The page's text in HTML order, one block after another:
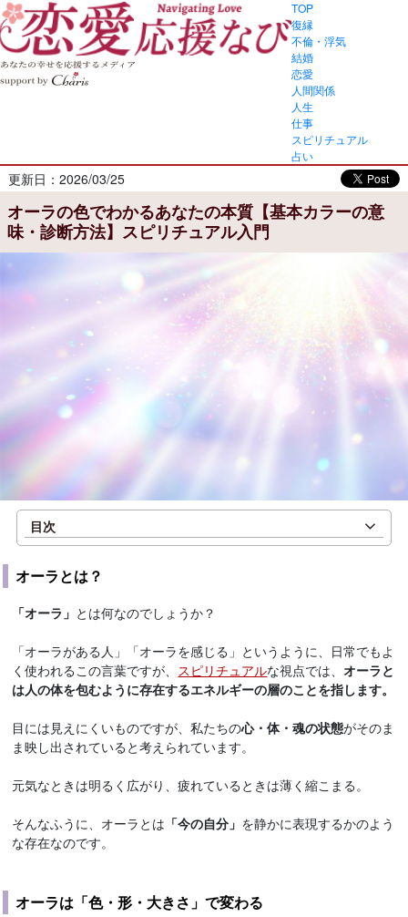
TOP
復縁
不倫・浮気
結婚
恋愛
人間関係
人生
仕事
スピリチュアル
占い
更新日：2026/03/25
オーラの色でわかるあなたの本質【基本カラーの意
味・診断方法】スピリチュアル入門
目次
オーラとは？
「オーラ」 とは何なのでしょうか？
「オーラがある人」「オーラを感じる」というように、日常でもよ
く使われるこの言葉ですが、 スピリチュアルな視点では、オーラと
は人の体を包むように存在するエネルギーの層のことを指します。
目には見えにくいものですが、私たちの心・体・魂の状態がそのま
ま映し出されていると考えられています。
元気なときは明るく広がり、疲れているときは薄く縮こまる。
そんなふうに、オーラとは 「今の自分」 を静かに表現するかのよう
な存在なのです。
オーラは「色・形・大きさ」で変わる